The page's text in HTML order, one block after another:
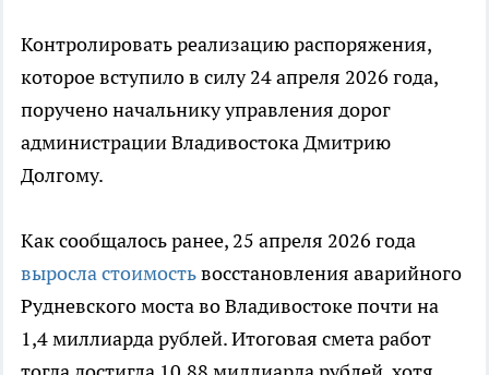
Контролировать реализацию распоряжения,
которое вступило в силу 24 апреля 2026 года,
поручено начальнику управления дорог
администрации Владивостока Дмитрию
Долгому.
Как сообщалось ранее, 25 апреля 2026 года
выросла стоимостьвосстановления аварийного
Рудневского моста во Владивостоке почти на
1,4 миллиарда рублей. Итоговая смета работ